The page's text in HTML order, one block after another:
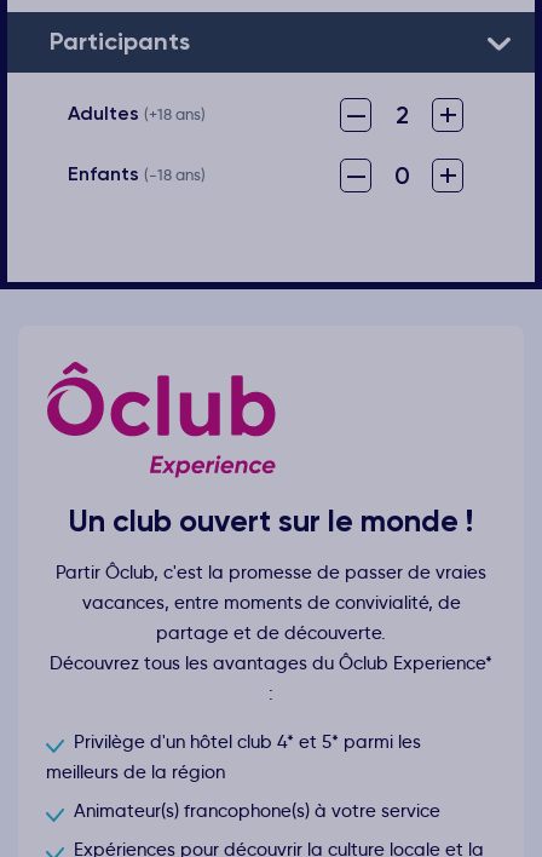
Participants
Adultes (+18 ans) – 2 +
Enfants (-18 ans) – 0 +
Un club ouvert sur le monde !
Partir Ôclub, c'est la promesse de passer de vraies
vacances, entre moments de convivialité, de
partage et de découverte.
Découvrez tous les avantages du Ôclub Experience*
:
Privilège d'un hôtel club 4* et 5* parmi les
meilleurs de la région
Animateur(s) francophone(s) à votre service
Expériences pour découvrir la culture locale et la